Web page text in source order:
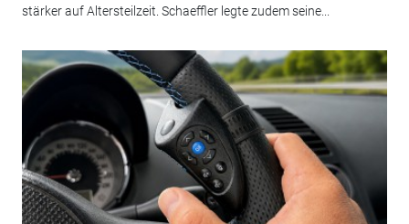
stärker auf Altersteilzeit. Schaeffler legte zudem seine...